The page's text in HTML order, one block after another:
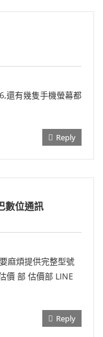
還有幾隻手機螢幕都
Reply
數位通訊
麻煩提供完整型號
價 部 估價部 LINE
Reply